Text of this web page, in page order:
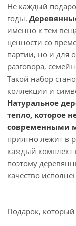
Не каждый
годы.
именно к тем
ценности со
партии, но и для
разговора,
Такой набор
коллекции и
Натуральное
тепло, которое
современными
приятно лежит в
каждый
поэтому
качество
Подарок, который